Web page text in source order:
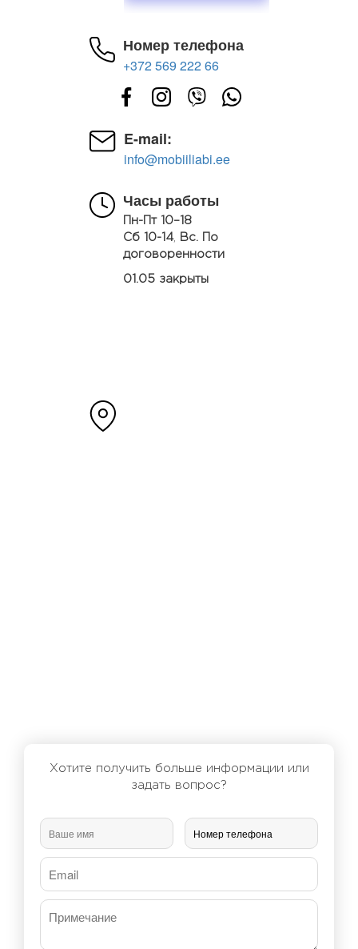
Номер телефона
+372 569 222 66
E-mail:
info@mobiiliabi.ee
Часы работы
Пн-Пт 10–18
Сб 10-14,
Вс. По
договоренности
01.05 закрыты
Хотите получить больше информации или
задать вопрос?